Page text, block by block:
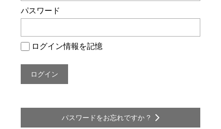
ョ
ン
パスワード
ログイン情報を記憶
パスワードをお忘れですか ?